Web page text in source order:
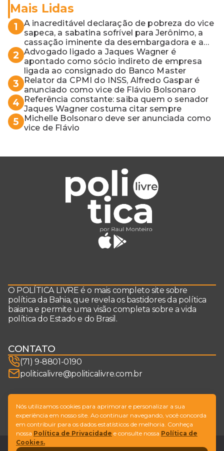
Mais Lidas
1
A inacreditável declaração de pobreza do vice
sapeca, a sabatina sofrível para Jerônimo, a
cassação iminente da desembargadora e a
vaga do Quinto para o MP baiano
2 Advogado ligado a Jaques Wagner é
apontado como sócio indireto de empresa
ligada ao consignado do Banco Master
3
Relator da CPMI do INSS, Alfredo Gaspar é
anunciado como vice de Flávio Bolsonaro
4
Referência constante: saiba quem o senador
Jaques Wagner costuma citar sempre
5
Michelle Bolsonaro deve ser anunciada como
vice de Flávio
O POLÍTICA LIVRE é o mais completo site sobre
política da Bahia, que revela os bastidores da política
baiana e permite uma visão completa sobre a vida
política do Estado e do Brasil.
CONTATO
(71) 9-8801-0190
politicalivre@politicalivre.com.br
SIGA-NOS
Nós utilizamos cookies para aprimorar e personalizar a sua
experiência em nosso site. Ao continuar navegando, você concorda
em contribuir para os dados estatísticos de melhoria. Conheça
nossa Política de Privacidade e consulte nossa Política de
Cookies.